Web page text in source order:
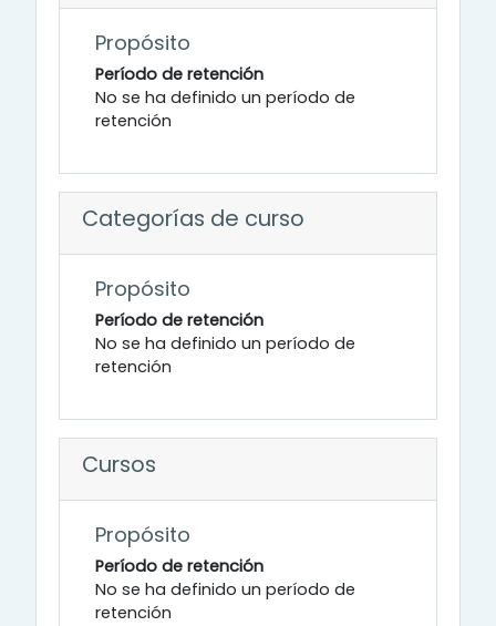
Propósito
Período de retención
No se ha definido un período de
retención
Categorías de curso
Propósito
Período de retención
No se ha definido un período de
retención
Cursos
Propósito
Período de retención
No se ha definido un período de
retención